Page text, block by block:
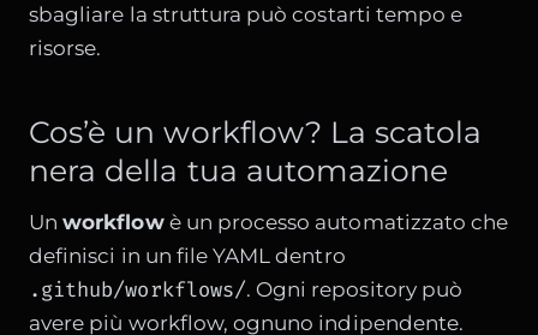
sbagliare la struttura può costarti tempo e
risorse.
Cos’è un workflow? La scatola
nera della tua automazione
Unworkflowè un processo automatizzato che
definisci in un file YAML dentro
.github/workflows/. Ogni repository può
avere più workflow, ognuno indipendente.